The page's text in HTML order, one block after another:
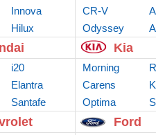
Innova
Hilux
CR-V
Odyssey
i20
Elantra
Santafe
Kia
Morning
Carens
Optima
Ford